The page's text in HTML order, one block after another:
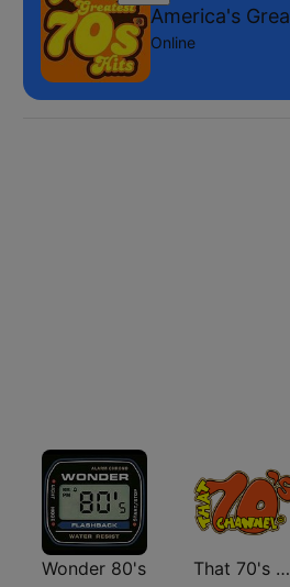
Online
Wonder 80's That 70's Channel